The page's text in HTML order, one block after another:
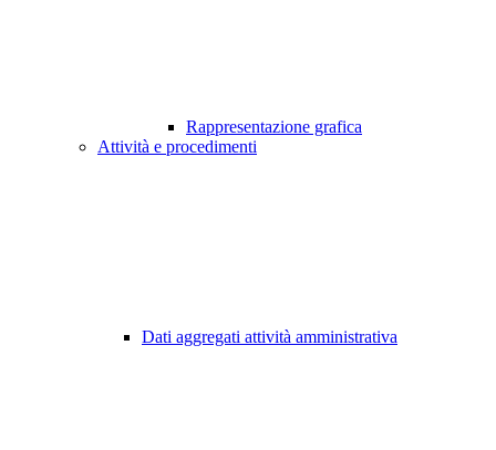
Rappresentazione grafica
Attività e procedimenti
Dati aggregati attività amministrativa